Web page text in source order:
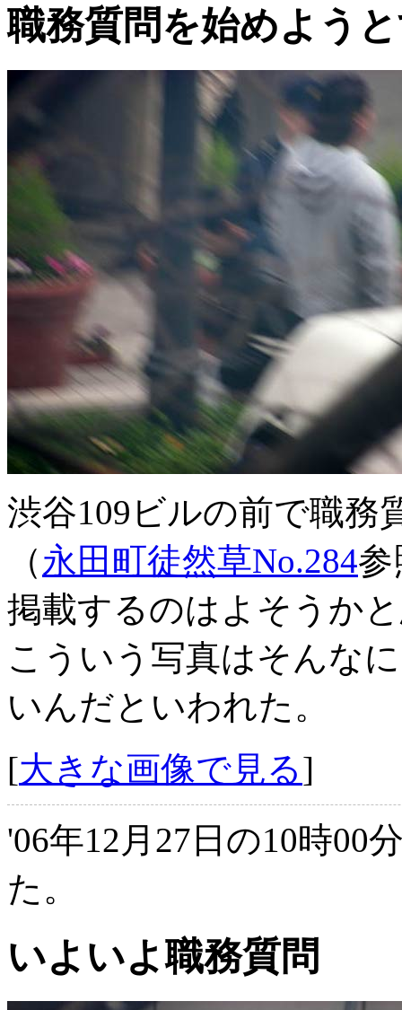
職務質問を始めよう
渋谷109ビルの前で職務
（永田町徒然草No.284
掲載するのはよそうか
こういう写真はそんな
いんだといわれた。
[大きな画像で見る]
'06年12月27日の10時00
た。
いよいよ職務質問